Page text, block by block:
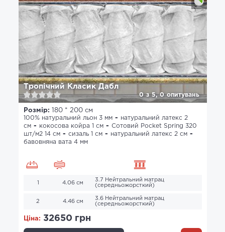
Тропічний Класик Дабл
0 з 5, 0 опитувань
Розмір: 180 * 200 см
100% натуральний льон 3 мм
натуральний латекс 2
см
кокосова койра 1 см
Сотовий Pocket Spring 320
шт/м2 14 см
сизаль 1 см
натуральний латекс 2 см
бавовняна вата 4 мм
1 4.06 см
3.7 Нейтральний матрац
(середньожорсткий)
2 4.46 см
3.6 Нейтральний матрац
(середньожорсткий)
Ціна: 32650 грн